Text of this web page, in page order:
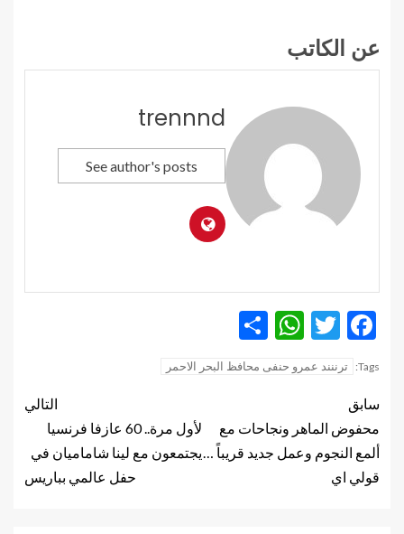
عن الكاتب
trennnd
See author's posts
Facebook
Twitter
WhatsApp
Tags: ترننند عمرو حنفى محافظ البحر الاحمر
سابق
محفوض الماهر ونجاحات مع
ألمع النجوم وعمل جديد قريباً …
قولي اي
التالي
لأول مرة.. 60 عازفا فرنسيا
يجتمعون مع لينا شاماميان في
حفل عالمي بباريس